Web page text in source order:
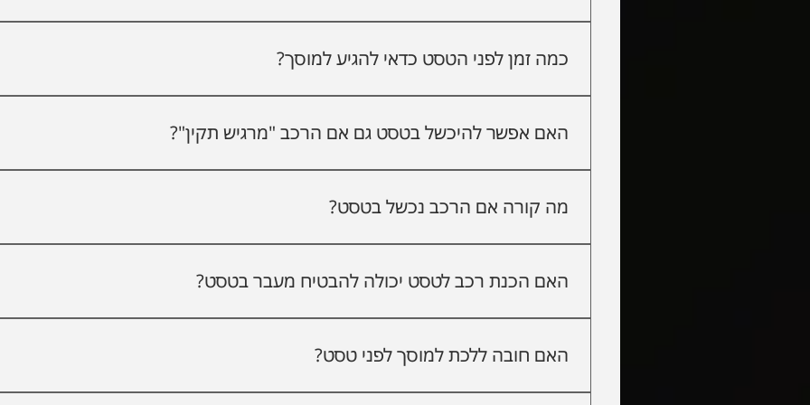
תיקונים כדי שהרכב יעמוד בדרישות משרד התחבורה.
כמה זמן לפני הטסט כדאי להגיע למוסך?
מלחץ של הרגע האחרון.
האם אפשר להיכשל בטסט גם אם הרכב "מרגיש תקין"?
לפני הטסט.
מה קורה אם הרכב נכשל בטסט?
איסור נסיעה עד לתיקון.
האם הכנת רכב לטסט יכולה להבטיח מעבר בטסט?
מראש לפי דרישות הבדיקה.
האם חובה ללכת למוסך לפני טסט?